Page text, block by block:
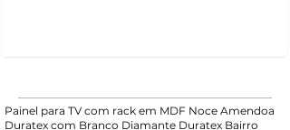
Painel para TV com rack em MDF Noce Amendoa
Duratex com Branco Diamante Duratex Bairro